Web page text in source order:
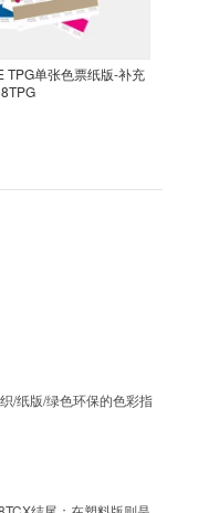
TPG单张色票纸版-补充
/纸版/绿色环保的色彩指